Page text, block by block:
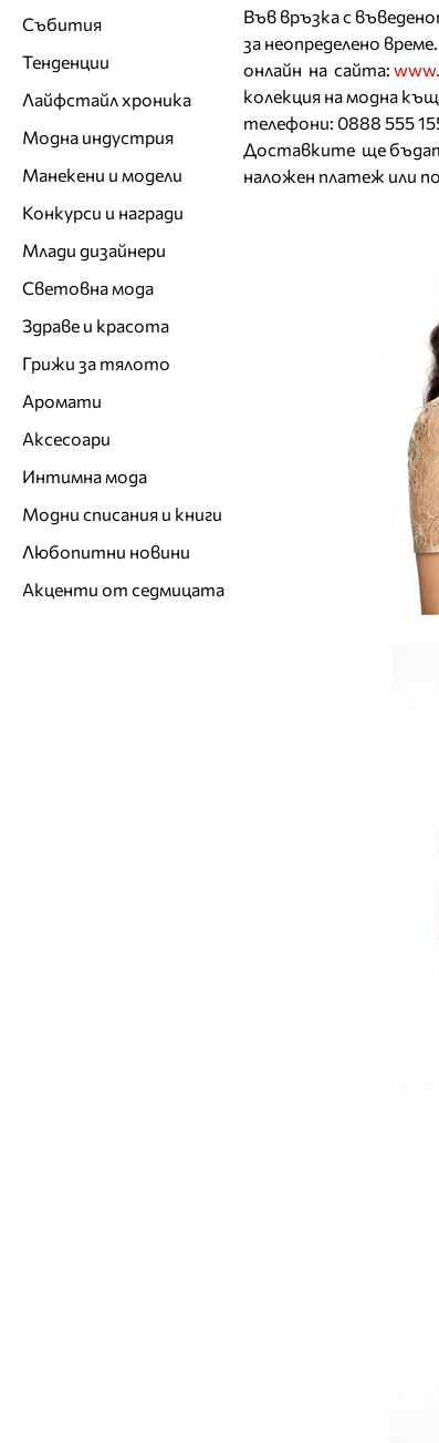
Във връзка с
за неопределено
онлайн на сайта:
колекция на модна
телефони: 0888 555
Доставките ще
наложен платеж или
Събития
Тенденции
Лайфстайл хроника
Модна индустрия
Манекени и модели
Конкурси и награди
Млади дизайнери
Световна мода
Здраве и красота
Грижи за тялото
Аромати
Аксесоари
Интимна мода
Модни списания и книги
Любопитни новини
Акценти от седмицата